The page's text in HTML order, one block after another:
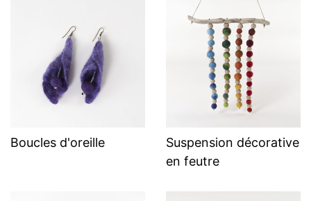
Boucles d'oreille
Suspension décorative
en feutre